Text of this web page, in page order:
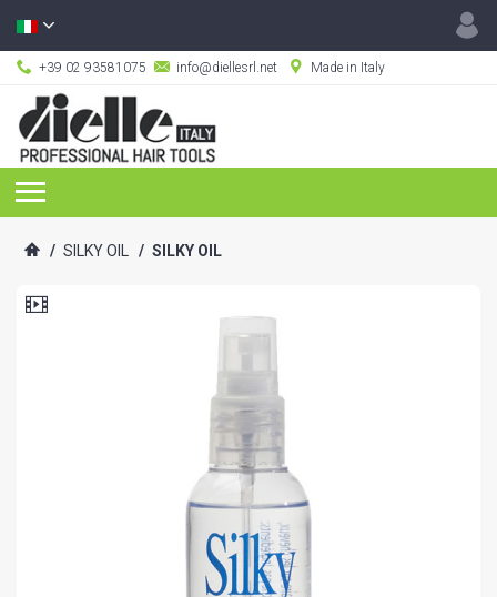
+39 02 93581075 info@diellesrl.net Made in Italy
/ SILKY OIL / SILKY OIL